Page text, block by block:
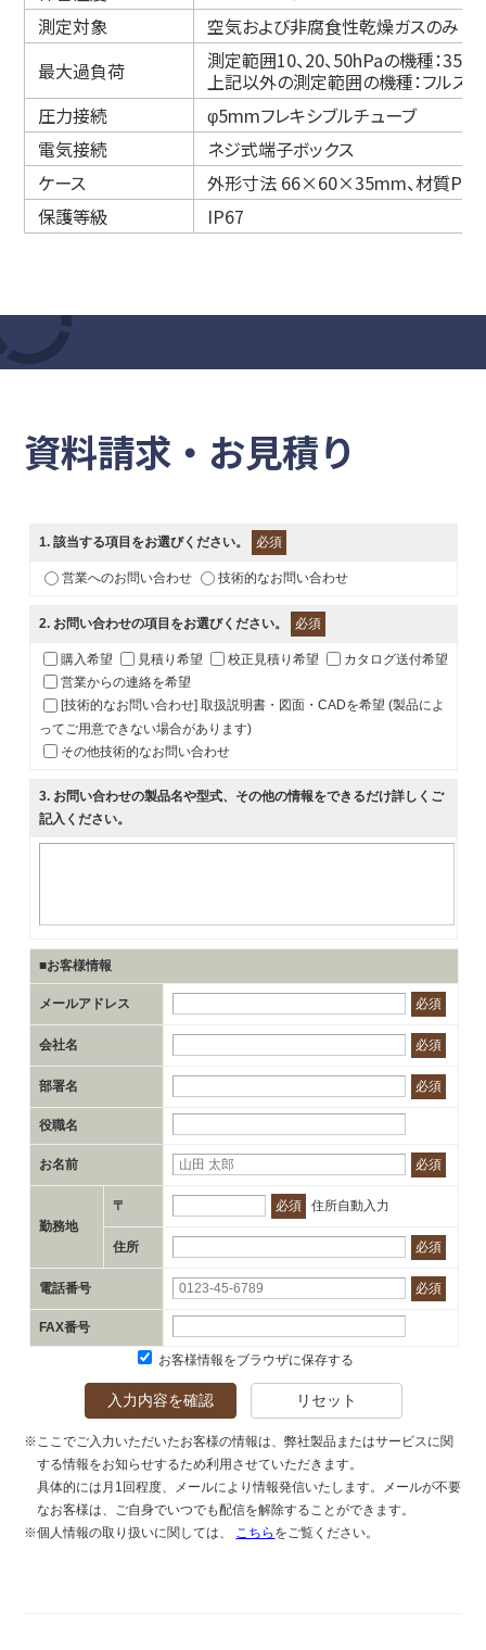
測定対象
空気および非腐食性乾燥ガスのみ
最大過負荷
測定範囲10、20、50hPaの機種：
上記以外の測定範囲の機種：フルス
圧力接続
φ5mmフレキシブルチューブ
電気接続
ネジ式端子ボックス
ケース
外形寸法 66×60×35mm、材質PC
保護等級
IP67
資料請求・お見積り
1. 該当する項目をお選びください。 必須
営業へのお問い合わせ 技術的なお問い合わせ
2. お問い合わせの項目をお選びください。 必須
購入希望 見積り希望 校正見積り希望
カタログ送付希望
営業からの連絡を希望
[技術的なお問い合わせ] 取扱説明書・図面・CADを希望 (製品によ
ってご用意できない場合があります)
その他技術的なお問い合わせ
3. お問い合わせの製品名や型式、その他の情報をできるだけ詳しくご
記入ください。
■お客様情報
メールアドレス 必須
会社名 必須
部署名 必須
役職名
お名前 必須
勤務地
〒 必須 住所自動入力
住所 必須
電話番号 必須
FAX番号
お客様情報をブラウザに保存する
入力内容を確認 リセット
※ここでご入力いただいたお客様の情報は、弊社製品またはサービスに関
する情報をお知らせするため利用させていただきます。
具体的には月1回程度、メールにより情報発信いたします。メールが不要
なお客様は、ご自身でいつでも配信を解除することができます。
※個人情報の取り扱いに関しては、 こちら をご覧ください。